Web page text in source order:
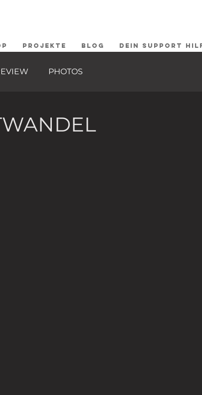
PROJEKTE BLOG DEIN SUPPORT
PHOTOS